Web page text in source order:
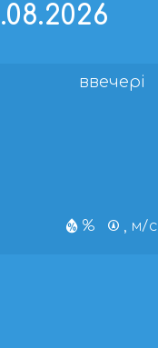
ввечері
% , м/с